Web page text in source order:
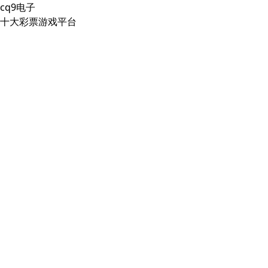
cq9电子
十大彩票游戏平台